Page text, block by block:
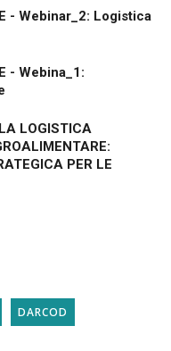
- Webinar_2: Logistica
- Webina_1:
LOGISTICA
PER LE
DARCOD